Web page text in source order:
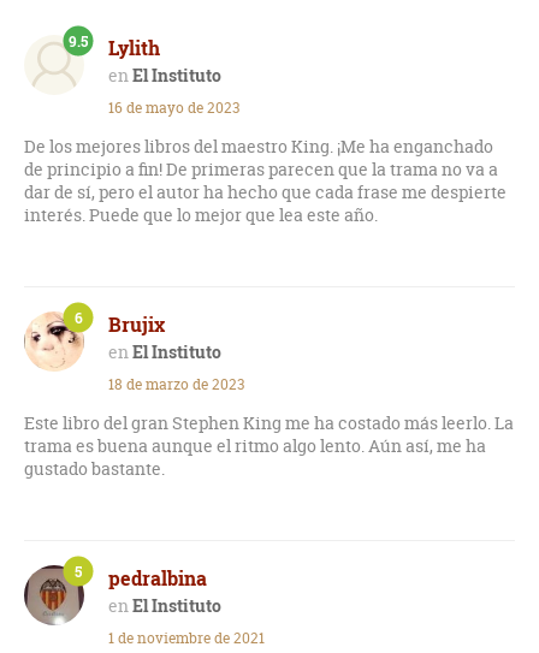
Lylith
El Instituto
9.5
16 de mayo de 2023
De los mejores libros del maestro King. ¡Me ha enganchado
de principio a fin! De primeras parecen que la trama no va a
dar de sí, pero el autor ha hecho que cada frase me despierte
interés. Puede que lo mejor que lea este año.
Brujix
El Instituto
6
18 de marzo de 2023
Este libro del gran Stephen King me ha costado más leerlo. La
trama es buena aunque el ritmo algo lento. Aún así, me ha
gustado bastante.
pedralbina
El Instituto
5
1 de noviembre de 2021